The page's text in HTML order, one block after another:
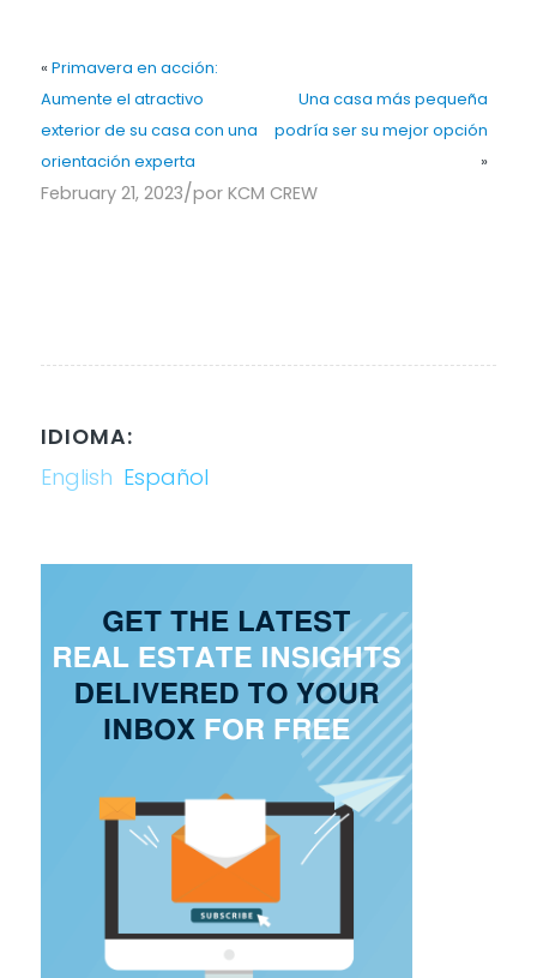
« Primavera en acción:
Aumente el atractivo
exterior de su casa con una
orientación experta
Una casa más pequeña
podría ser su mejor opción
»
February 21, 2023/por KCM CREW
IDIOMA:
English Español